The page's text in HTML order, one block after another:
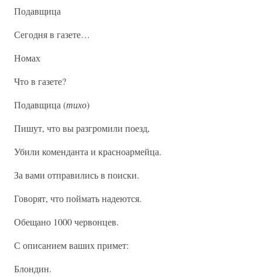
Подавщица
Сегодня в газете…
Номах
Что в газете?
Подавщица (тихо)
Пишут, что вы разгромили поезд,
Убили коменданта и красноармейца.
За вами отправились в поиски.
Говорят, что поймать надеются.
Обещано 1000 червонцев.
С описанием ваших примет:
Блондин.